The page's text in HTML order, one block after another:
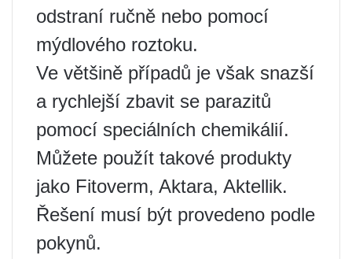
odstraní ručně nebo pomocí
mýdlového roztoku.
Ve většině případů je však snazší
a rychlejší zbavit se parazitů
pomocí speciálních chemikálií.
Můžete použít takové produkty
jako Fitoverm, Aktara, Aktellik.
Řešení musí být provedeno podle
pokynů.